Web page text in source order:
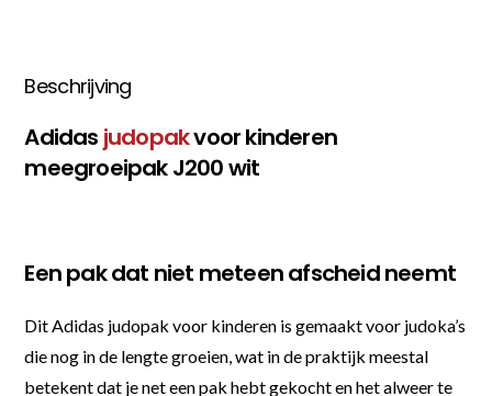
Beschrijving
Adidas judopakvoor kinderen
meegroeipak J200 wit
Een pak dat niet meteen afscheid neemt
Dit Adidas judopak voor kinderen is gemaakt voor judoka’s
die nog in de lengte groeien, wat in de praktijk meestal
betekent dat je net een pak hebt gekocht en het alweer te